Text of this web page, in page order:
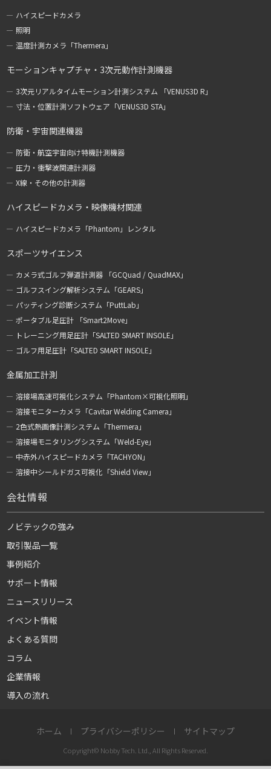
ハイスピードカメラ
照明
温度計測カメラ「Thermera」
モーションキャプチャ・3次元動作計測機器
3次元リアルタイムモーション計測システム 「VENUS3D R」
寸法・位置計測ソフトウェア「VENUS3D STA」
防衛・宇宙関連機器
防衛・航空宇宙向け特機計測機器
圧力・衝撃波関連計測器
X線・その他の計測器
ハイスピードカメラ・映像機材関連
ハイスピードカメラ「Phantom」レンタル
スポーツサイエンス
カメラ式ゴルフ弾道計測器 「GCQuad / QuadMAX」
ゴルフスイング解析システム「GEARS」
パッティング診断システム「PuttLab」
ポータブル足圧計 「Smart2Move」
トレーニング用足圧計「SALTED SMART INSOLE」
ゴルフ用足圧計「SALTED SMART INSOLE」
金属加工計測
溶接場高速可視化システム「Phantom×可視化照明」
溶接モニターカメラ「Cavitar Welding Camera」
2色式熱画像計測システム「Thermera」
溶接場モニタリングシステム「Weld-Eye」
中赤外ハイスピードカメラ「TACHYON」
溶接中シールドガス可視化「Shield View」
会社情報
ノビテックの強み
取引製品一覧
事例紹介
サポート情報
ニュースリリース
イベント情報
よくある質問
コラム
企業情報
導入の流れ
ホーム プライバシーポリシー サイトマップ
Copyright© Nobby Tech. Ltd., All Rights Reserved.